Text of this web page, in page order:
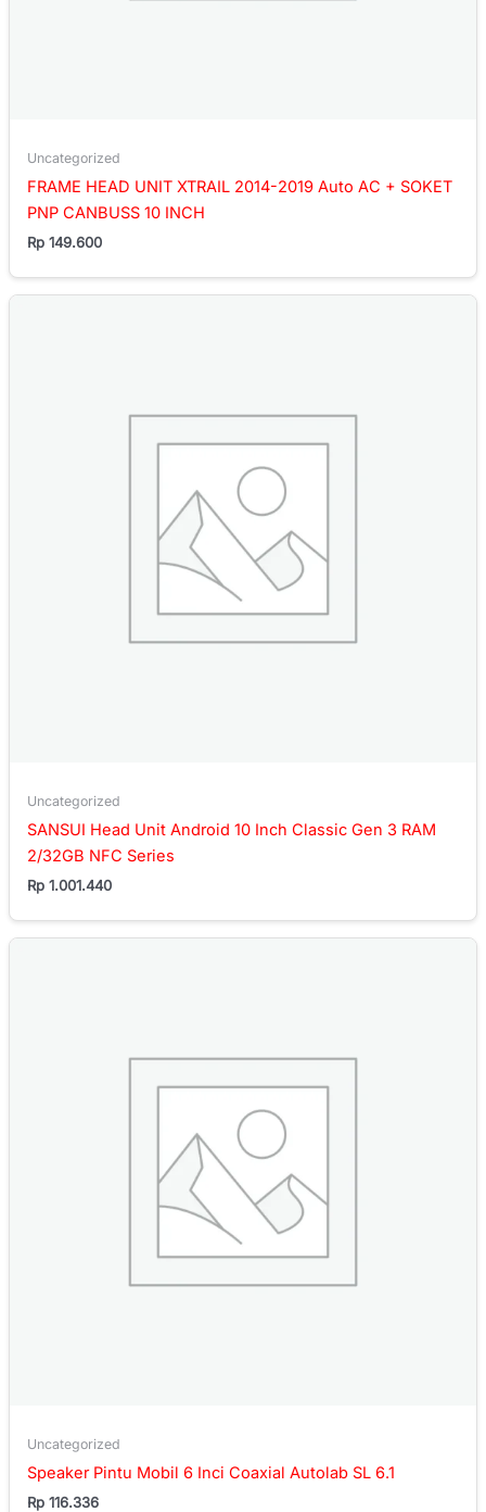
Uncategorized
FRAME HEAD UNIT XTRAIL 2014-2019 Auto AC + SOKET
PNP CANBUSS 10 INCH
Rp 149.600
Uncategorized
SANSUI Head Unit Android 10 Inch Classic Gen 3 RAM
2/32GB NFC Series
Rp 1.001.440
Uncategorized
Speaker Pintu Mobil 6 Inci Coaxial Autolab SL 6.1
Rp 116.336